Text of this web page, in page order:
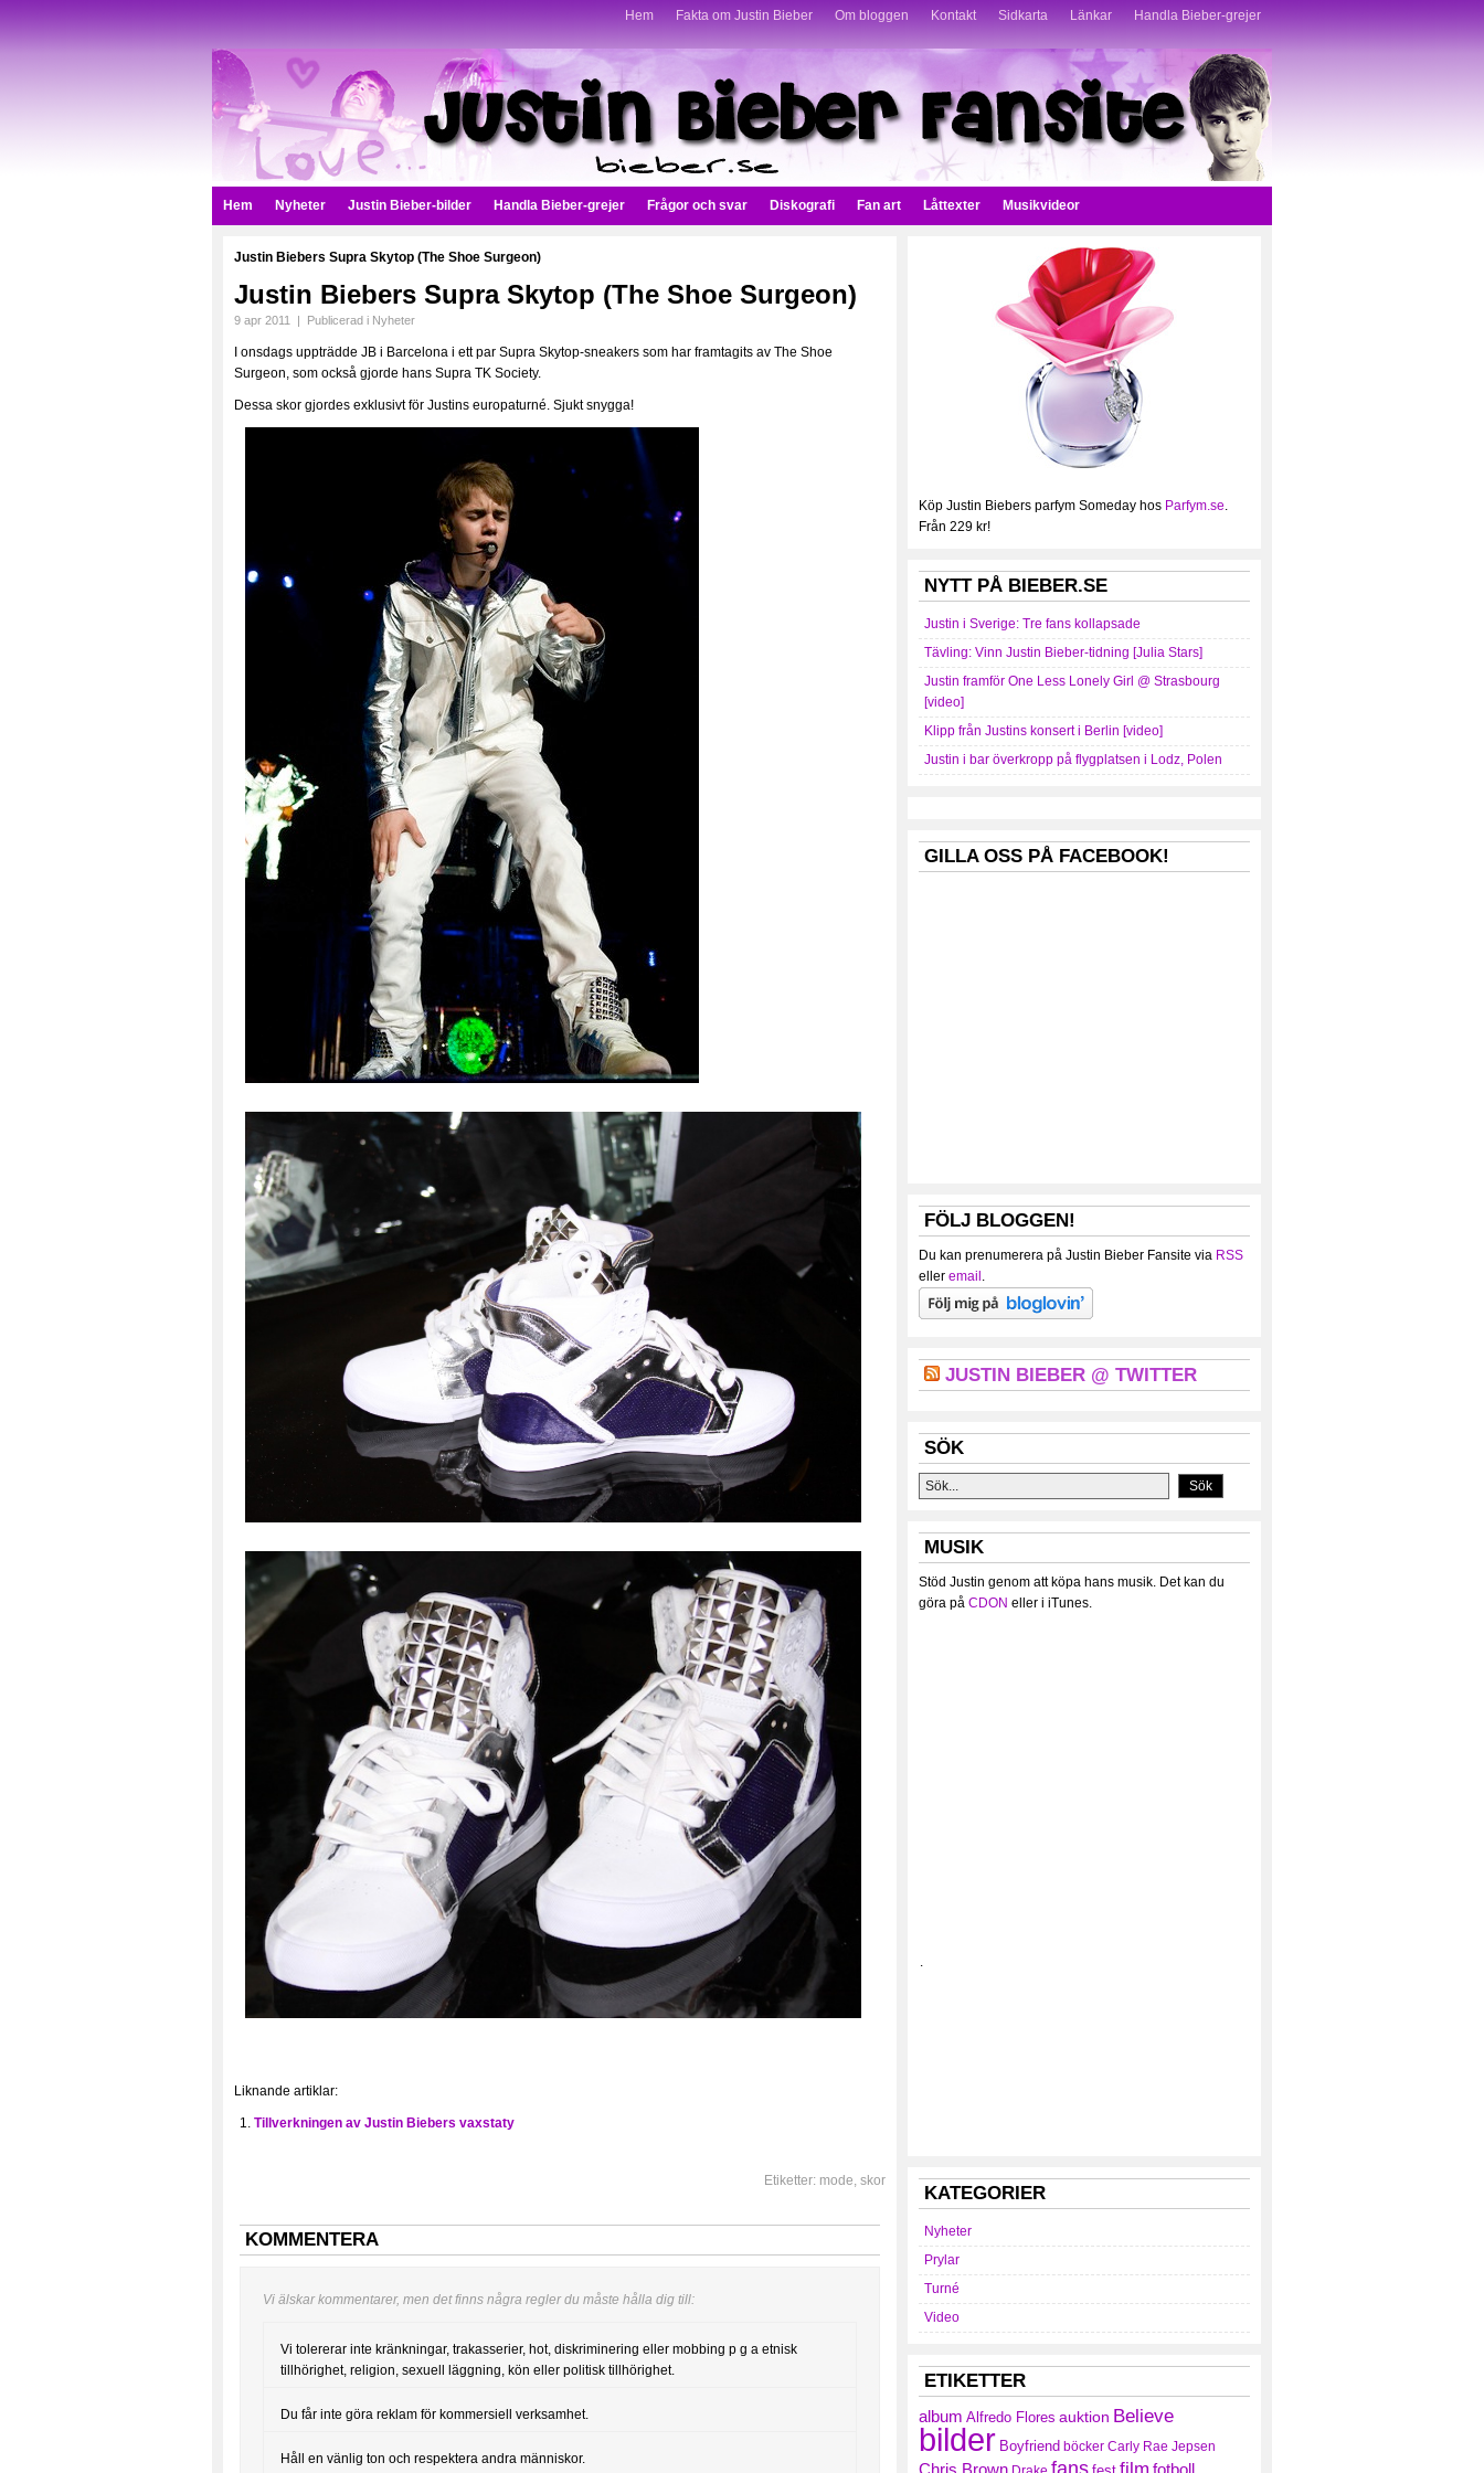
Hem Fakta om Justin Bieber Om bloggen Kontakt Sidkarta Länkar Handla Bieber-grejer
Hem Nyheter Justin Bieber-bilder Handla Bieber-grejer Frågor och svar Diskografi Fan art Låttexter Musikvideor
Justin Biebers Supra Skytop (The Shoe Surgeon)
Justin Biebers Supra Skytop (The Shoe Surgeon)
9 apr 2011 | Publicerad i Nyheter
I onsdags uppträdde JB i Barcelona i ett par Supra Skytop-sneakers som har framtagits av The Shoe
Surgeon, som också gjorde hans Supra TK Society.
Dessa skor gjordes exklusivt för Justins europaturné. Sjukt snygga!
Liknande artiklar:
Tillverkningen av Justin Biebers vaxstaty
Etiketter: mode skor
KOMMENTERA
Vi älskar kommentarer, men det finns några regler du måste hålla dig till:
Vi tolererar inte kränkningar, trakasserier, hot, diskriminering eller mobbing p g a etnisk
tillhörighet, religion, sexuell läggning, kön eller politisk tillhörighet.
Du får inte göra reklam för kommersiell verksamhet.
Håll en vänlig ton och respektera andra människor.
Köp Justin Biebers parfym Someday hos Parfym.se.
Från 229 kr!
NYTT PÅ BIEBER.SE
Justin i Sverige: Tre fans kollapsade
Tävling: Vinn Justin Bieber-tidning [Julia Stars]
Justin framför One Less Lonely Girl @ Strasbourg
[video]
Klipp från Justins konsert i Berlin [video]
Justin i bar överkropp på flygplatsen i Lodz, Polen
GILLA OSS PÅ FACEBOOK!
FÖLJ BLOGGEN!
Du kan prenumerera på Justin Bieber Fansite via RSS
eller email .
JUSTIN BIEBER @ TWITTER
SÖK
MUSIK
Stöd Justin genom att köpa hans musik. Det kan du
göra på CDON eller i iTunes.
.
KATEGORIER
Nyheter
Prylar
Turné
Video
ETIKETTER
album Alfredo Flores auktion Believe
bilder Boyfriend böcker Carly Rae Jepsen
Chris Brown fans fotboll